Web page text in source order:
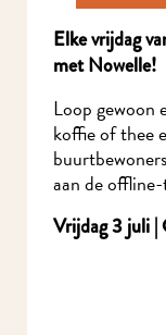
Elke vrijdag
met Nowelle!
Loop gewoon
koffie of thee
aan de
Vrijdag 3 juli |